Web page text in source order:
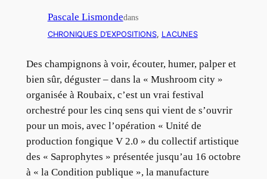
Pascale Lismondedans
CHRONIQUES D’EXPOSITIONS, LACUNES
Des champignons à voir, écouter, humer, palper et
bien sûr, déguster – dans la « Mushroom city »
organisée à Roubaix, c’est un vrai festival
orchestré pour les cinq sens qui vient de s’ouvrir
pour un mois, avec l’opération « Unité de
production fongique V 2.0 » du collectif artistique
des « Saprophytes » présentée jusqu’au 16 octobre
à « la Condition publique », la manufacture